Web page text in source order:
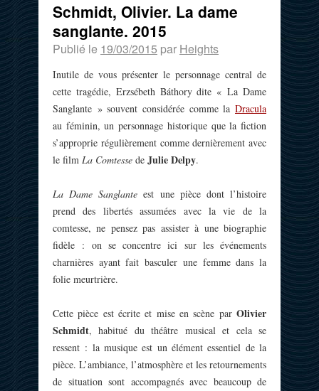
Schmidt, Olivier. La dame
sanglante. 2015
Publié le 19/03/2015 par Heights
Inutile de vous présenter le personnage central de
cette tragédie, Erzsébeth Báthory dite « La Dame
Sanglante » souvent considérée comme la Dracula
au féminin, un personnage historique que la fiction
s’approprie régulièrement comme dernièrement avec
le film La Comtesse de Julie Delpy.
La Dame Sanglante est une pièce dont l’histoire
prend des libertés assumées avec la vie de la
comtesse, ne pensez pas assister à une biographie
fidèle : on se concentre ici sur les événements
charnières ayant fait basculer une femme dans la
folie meurtrière.
Cette pièce est écrite et mise en scène par Olivier
Schmidt, habitué du théâtre musical et cela se
ressent : la musique est un élément essentiel de la
pièce. L’ambiance, l’atmosphère et les retournements
de situation sont accompagnés avec beaucoup de